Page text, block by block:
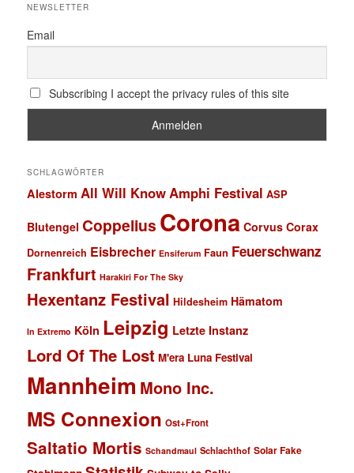
NEWSLETTER
Email
Subscribing I accept the privacy rules of this site
SCHLAGWÖRTER
Alestorm All Will KnowAmphi Festival ASP
Blutengel Coppelius Corona Corvus Corax
Dornenreich Eisbrecher Ensiferum Faun Feuerschwanz
Frankfurt Harakiri For The Sky
Hexentanz Festival Hildesheim Hämatom
In Extremo Köln Leipzig Letzte Instanz
Lord Of The Lost M'era Luna Festival
Mannheim Mono Inc.
MS Connexion Ost+Front
Saltatio Mortis Schandmaul Schlachthof Solar Fake